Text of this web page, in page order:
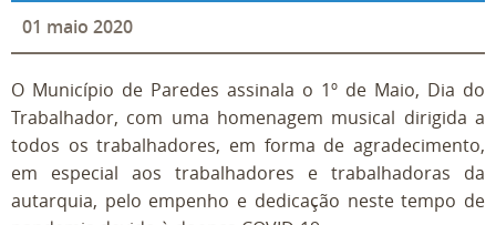
01 maio 2020
O Município de Paredes assinala o 1º de Maio, Dia do
Trabalhador, com uma homenagem musical dirigida a
todos os trabalhadores, em forma de agradecimento,
em especial aos trabalhadores e trabalhadoras da
autarquia, pelo empenho e dedicação neste tempo de